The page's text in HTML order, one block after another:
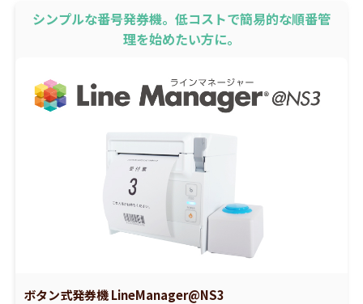
シンプルな番号発券機。低コストで簡易的な順番管
理を始めたい方に。
ボタン式発券機 LineManager@NS3